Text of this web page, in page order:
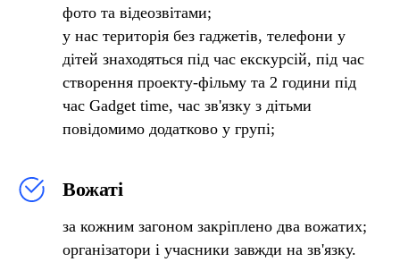
фото та відеозвітами;
у нас територія без гаджетів, телефони у
дітей знаходяться під час екскурсій, під час
створення проекту-фільму та 2 години під
час Gadget time, час зв'язку з дітьми
повідомимо додатково у групі;
Вожаті
за кожним загоном закріплено два вожатих;
організатори і учасники завжди на зв'язку.